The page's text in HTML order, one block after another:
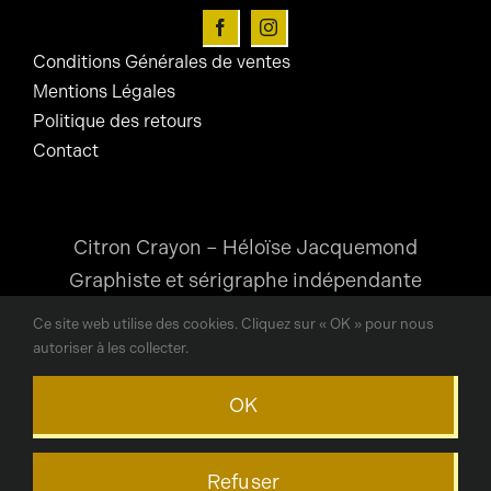
page
produit
Conditions Générales de ventes
Mentions Légales
Politique des retours
Contact
Citron Crayon – Héloïse Jacquemond
Graphiste et sérigraphe indépendante
heloise@citroncrayon.com
© Copyright © 2024 Citron Crayon / Héloïse Jacquemond
Ce site web utilise des cookies. Cliquez sur « OK » pour nous
autoriser à les collecter.
OK
Refuser